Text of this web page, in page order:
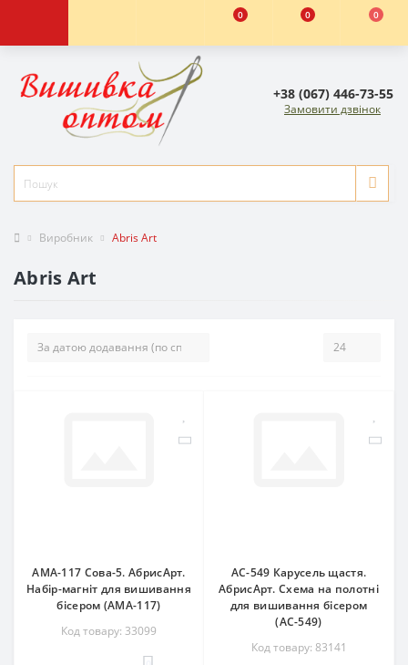
0 0 0
+38 (067) 446-73-55
Замовити дзвінок
Виробник Abris Art
Abris Art
AMA-117 Сова-5. АбрисАрт.
Набір-магніт для вишивання
бісером (АМА-117)
Код товару: 33099
AC-549 Карусель щастя.
АбрисАрт. Схема на полотні
для вишивання бісером
(АС-549)
Код товару: 83141